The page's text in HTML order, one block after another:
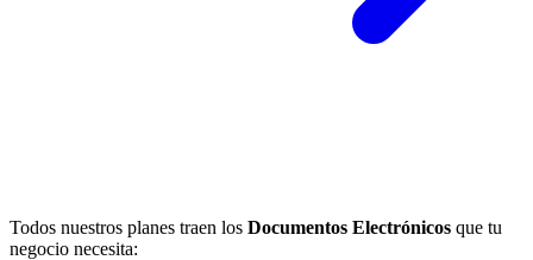
Todos nuestros planes traen los Documentos Electrónicos que tu
negocio necesita: